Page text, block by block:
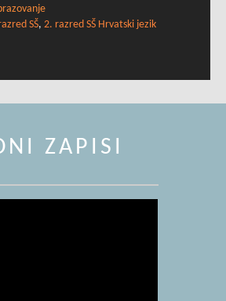
SŠ, 2. razred SŠ Hrvatski jezik
ZAPISI